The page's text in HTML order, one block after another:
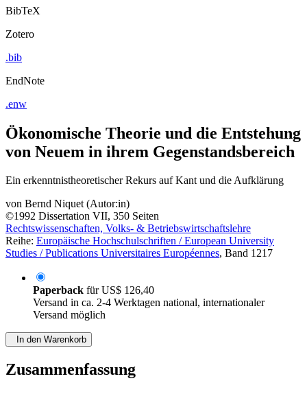
BibTeX
Zotero
.bib
EndNote
.enw
Ökonomische Theorie und die Entstehung
von Neuem in ihrem Gegenstandsbereich
Ein erkenntnistheoretischer Rekurs auf Kant und die Aufklärung
von Bernd Niquet (Autor:in)
©1992 Dissertation VII, 350 Seiten
Rechtswissenschaften, Volks- & Betriebswirtschaftslehre
Reihe: Europäische Hochschulschriften / European University
Studies / Publications Universitaires Européennes, Band 1217
Paperback fürUS$ 126,40
Versand in ca. 2-4 Werktagen national, internationaler
Versand möglich
In den Warenkorb
Zusammenfassung